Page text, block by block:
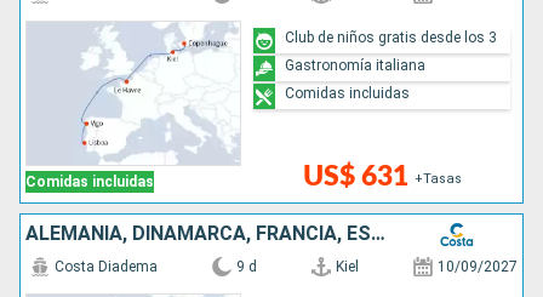
Comidas incluidas US$ 631 +Tasas
Club de niños gratis desde los 3
Gastronomía italiana
Comidas incluidas
ALEMANIA, DINAMARCA, FRANCIA, ESPAÑA, PORTUGAL
Costa Diadema 9 d Kiel 10/09/2027